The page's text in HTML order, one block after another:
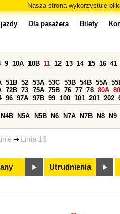
Nasza strona wykorzystuje
Linie Linia 16
jazdy Dla pasażera Bilety
9 10A 10B 11 12 13 14 15 16 41
51B 52 53A 53C 53B 54B 55A
72B 73 75A 75B 76 77 78 80A
96 97A 97B 99 100 101 201 202
N4B N5A N5B N6 N7A N7B N8 N9
Utrudnienia